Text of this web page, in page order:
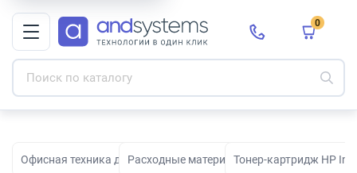
0
Офисная техника для печати, сканирования и
Расходные материалы для принтеров и
Тонер-картридж HP